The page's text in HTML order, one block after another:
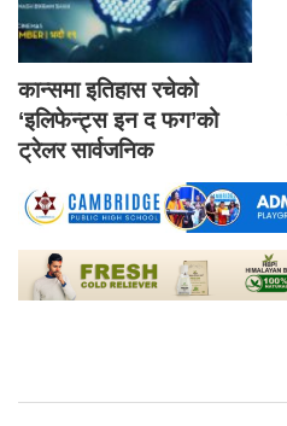
कान्समा इतिहास रचेको
‘इलिफेन्ट्स इन द फग’को
ट्रेलर सार्वजनिक